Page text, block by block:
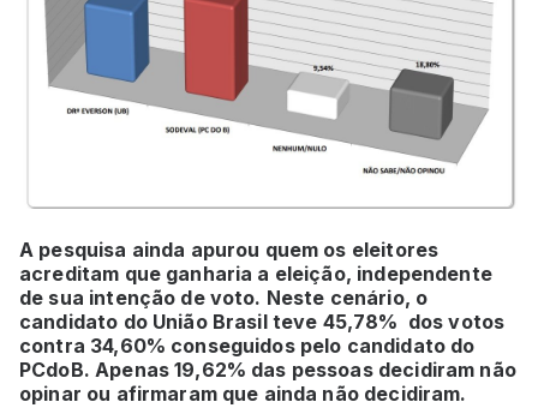
A pesquisa ainda apurou quem os eleitores
acreditam que ganharia a eleição, independente
de sua intenção de voto. Neste cenário, o
candidato do União Brasil teve 45,78% dos votos
contra 34,60% conseguidos pelo candidato do
PCdoB. Apenas 19,62% das pessoas decidiram não
opinar ou afirmaram que ainda não decidiram.